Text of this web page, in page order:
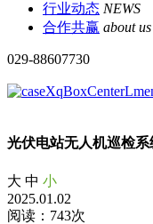
行业动态 NEWS
合作共赢 about us
029-88607730
光伏电站无人机巡检
大 中 小
2025.01.02
阅读：743次